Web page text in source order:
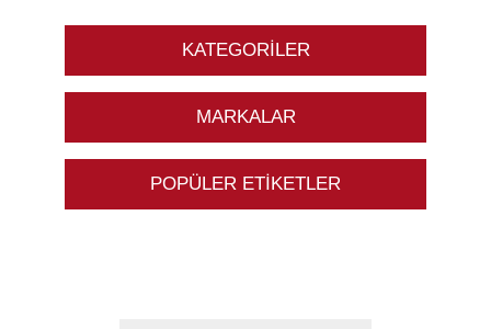
KATEGORILER
MARKALAR
POPÜLER ETIKETLER